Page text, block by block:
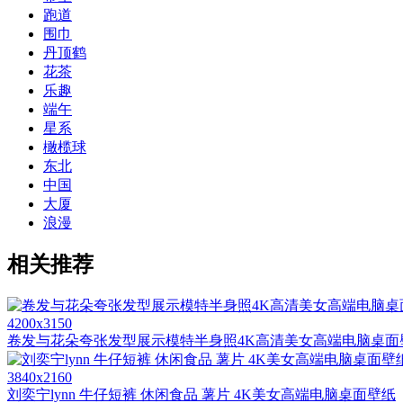
跑道
围巾
丹顶鹤
花茶
乐趣
端午
星系
橄榄球
东北
中国
大厦
浪漫
相关推荐
4200x3150
卷发与花朵夸张发型展示模特半身照4K高清美女高端电脑桌面
3840x2160
刘奕宁lynn 牛仔短裤 休闲食品 薯片 4K美女高端电脑桌面壁纸